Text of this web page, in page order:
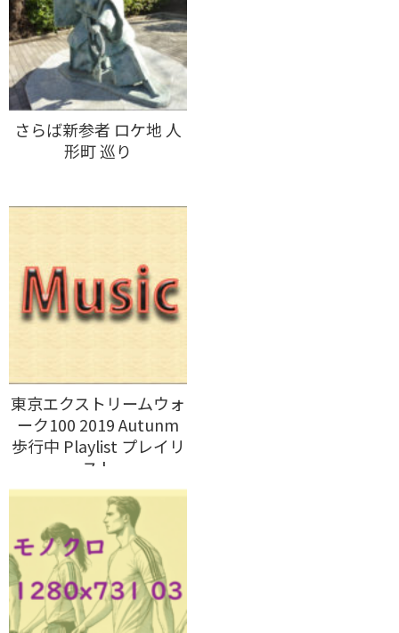
さらば新参者 ロケ地 人
形町 巡り
東京エクストリームウォ
ーク100 2019 Autunm
歩行中 Playlist プレイリ
スト